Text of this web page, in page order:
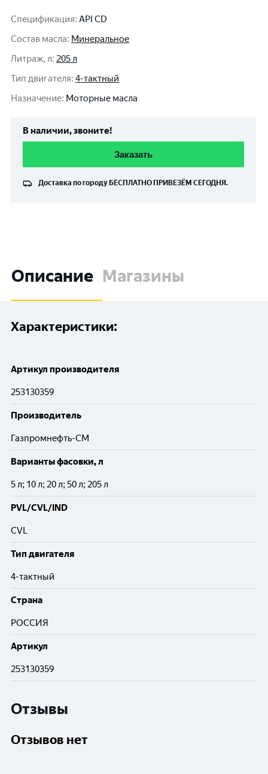
Спецификация: API CD
Состав масла: Минеральное
Литраж, л: 205 л
Тип двигателя: 4-тактный
Назначение: Моторные масла
В наличии, звоните!
Заказать
Доставка по городу БЕСПЛАТНО ПРИВЕЗЁМ СЕГОДНЯ.
Описание Магазины
Характеристики:
Артикул производителя
253130359
Производитель
Газпромнефть-СМ
Варианты фасовки, л
5 л; 10 л; 20 л; 50 л; 205 л
PVL/CVL/IND
CVL
Тип двигателя
4-тактный
Cтрана
РОССИЯ
Артикул
253130359
Отзывы
Отзывов нет